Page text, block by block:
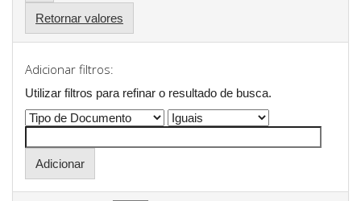
Retornar valores
Adicionar filtros:
Utilizar filtros para refinar o resultado de busca.